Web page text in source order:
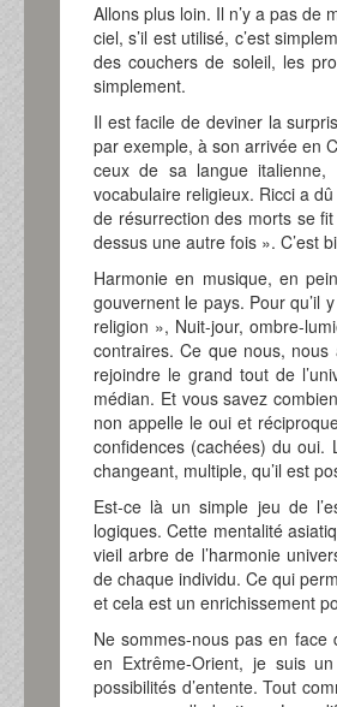
Allons plus loin. Il n’y a pas
ciel, s’il est utilisé, c’est
des couchers de soleil, les
simplement.
Il est facile de deviner la
par exemple, à son arrivée en
ceux de sa langue
vocabulaire religieux. Ricci a
de résurrection des morts se
dessus une autre fois ». C’est
Harmonie en musique, en
gouvernent le pays. Pour qu’il
religion », Nuit-jour, ombre-
contraires. Ce que nous,
rejoindre le grand tout de
médian. Et vous savez
non appelle le oui et
confidences (cachées) du
changeant, multiple, qu’il est
Est-ce là un simple jeu de
logiques. Cette mentalité
vieil arbre de l’harmonie
de chaque individu. Ce qui
et cela est un enrichissement
Ne sommes-nous pas en face
en Extrême-Orient, je suis
possibilités d’entente. Tout